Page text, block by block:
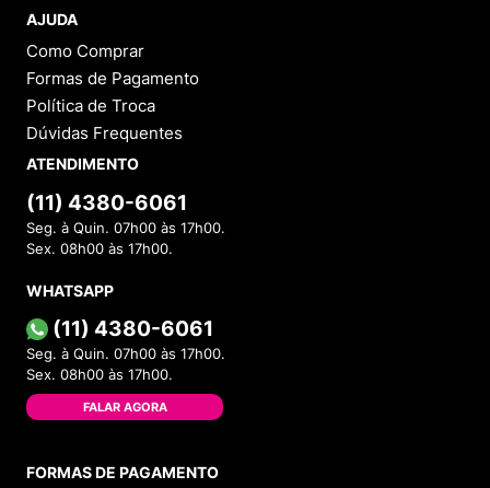
AJUDA
Como Comprar
Formas de Pagamento
Política de Troca
Dúvidas Frequentes
ATENDIMENTO
(11) 4380-6061
Seg. à Quin. 07h00 às 17h00.
Sex. 08h00 às 17h00.
WHATSAPP
(11) 4380-6061
Seg. à Quin. 07h00 às 17h00.
Sex. 08h00 às 17h00.
FALAR AGORA
FORMAS DE PAGAMENTO